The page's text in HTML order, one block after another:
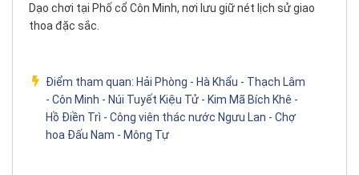
Dạo chơi tại Phố cổ Côn Minh, nơi lưu giữ nét lịch sử giao
thoa đặc sắc.
Điểm tham quan: Hải Phòng - Hà Khẩu - Thạch Lâm
- Côn Minh - Núi Tuyết Kiệu Tử - Kim Mã Bích Khê -
Hồ Điền Trì - Công viên thác nước Ngưu Lan - Chợ
hoa Đấu Nam - Mông Tự